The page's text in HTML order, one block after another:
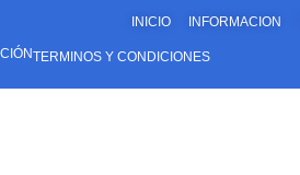
INICIO INFORMACION
TERMINOS Y CONDICIONES